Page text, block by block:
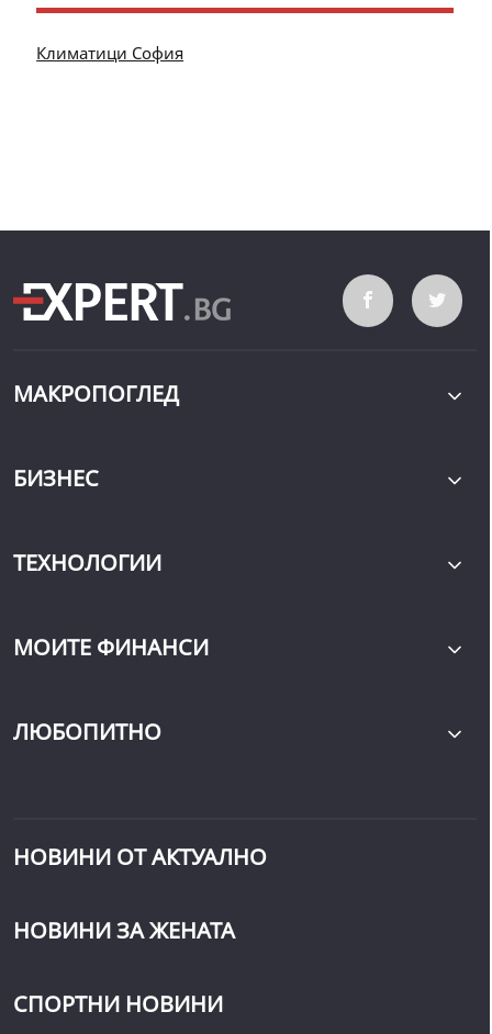
Климатици София
МАКРОПОГЛЕД
БИЗНЕС
ТЕХНОЛОГИИ
МОИТЕ ФИНАНСИ
ЛЮБОПИТНО
НОВИНИ ОТ АКТУАЛНО
НОВИНИ ЗА ЖЕНАТА
СПОРТНИ НОВИНИ